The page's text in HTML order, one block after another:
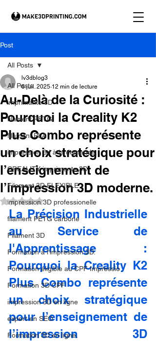
Post
All Posts
imprimante 3D
filament PETG
filament PLA
impression 3d à la demande.
CREALITY imprimante 3D
Filament 3D FLEXIBLE
impression 3D professionelle
filament PETG carbone
Filament 3D
Formation à l'impression 3D.
Formation éligible au CPF Impressio
Formation 3D CPF
impression 3D en ligne
expert en SEO
Formation 3D en ligne.
All Posts
Au-Delà de la Curiosité :
Pourquoi la Creality K2
Plus Combo représente
un choix stratégique pour
l’enseignement de
l’impression 3D moderne.
lv3dblog3
6 juil. 2025 12 min de lecture
Noté NaN étoiles sur 5.
La Précision Industrielle
au Service de
l'Apprentissage :
Pourquoi la Creality K2
Plus Combo représente
un choix stratégique
pour l’enseignement de
l’impression 3D